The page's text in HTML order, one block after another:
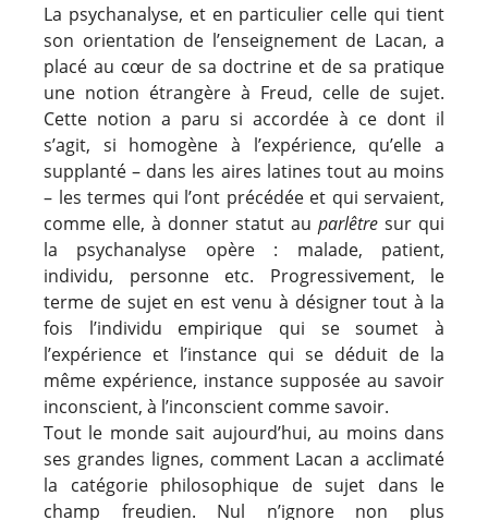
La psychanalyse, et en particulier celle qui tient
son orientation de l’enseignement de Lacan, a
placé au cœur de sa doctrine et de sa pratique
une notion étrangère à Freud, celle de sujet.
Cette notion a paru si accordée à ce dont il
s’agit, si homogène à l’expérience, qu’elle a
supplanté – dans les aires latines tout au moins
– les termes qui l’ont précédéeet qui servaient,
comme elle, à donner statut au parlêtre sur qui
la psychanalyse opère : malade, patient,
individu, personne etc. Progressivement, le
terme de sujet en est venu à désigner tout à la
fois l’individu empirique qui se soumet à
l’expérience et l’instance qui se déduit de la
même expérience, instance supposée au savoir
inconscient, à l’inconscient comme savoir.
Tout le monde sait aujourd’hui, au moins dans
ses grandes lignes, comment Lacan a acclimaté
la catégorie philosophique de sujet dans le
champ freudien. Nul n’ignore non plus